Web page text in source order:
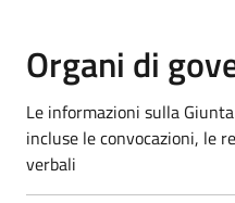
Organi di
Le informazioni sulla
incluse le convocazioni, le
verbali